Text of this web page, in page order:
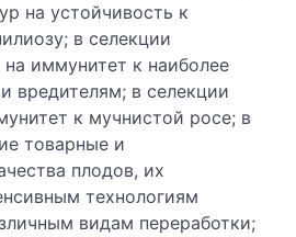
на устойчивость к
в селекции
иммунитет к наиболее
вредителям; в селекции
к мучнистой росе; в
товарные и
плодов, их
технологиям
видам переработки;